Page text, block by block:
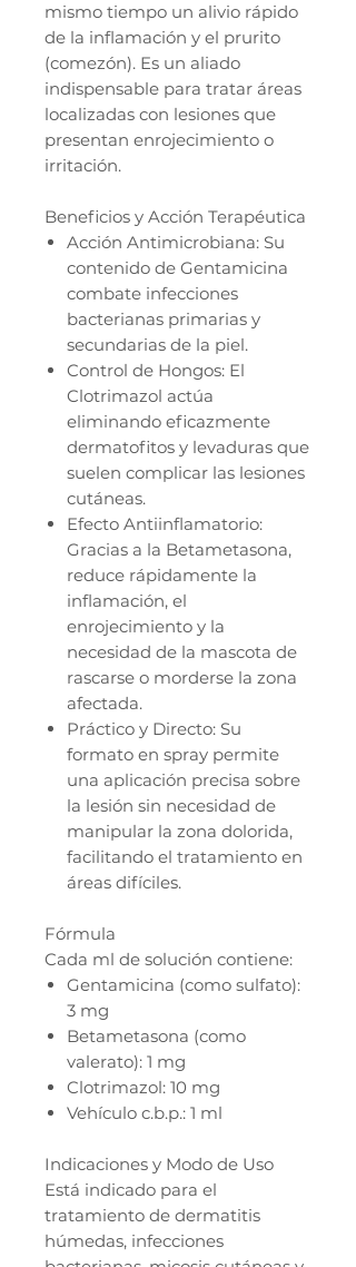
mismo tiempo un alivio rápido
de la inflamación y el prurito
(comezón). Es un aliado
indispensable para tratar áreas
localizadas con lesiones que
presentan enrojecimiento o
irritación.
Beneficios y Acción Terapéutica
Acción Antimicrobiana: Su
contenido de Gentamicina
combate infecciones
bacterianas primarias y
secundarias de la piel.
Control de Hongos: El
Clotrimazol actúa
eliminando eficazmente
dermatofitos y levaduras que
suelen complicar las lesiones
cutáneas.
Efecto Antiinflamatorio:
Gracias a la Betametasona,
reduce rápidamente la
inflamación, el
enrojecimiento y la
necesidad de la mascota de
rascarse o morderse la zona
afectada.
Práctico y Directo: Su
formato en spray permite
una aplicación precisa sobre
la lesión sin necesidad de
manipular la zona dolorida,
facilitando el tratamiento en
áreas difíciles.
Fórmula
Cada ml de solución contiene:
Gentamicina (como sulfato):
3 mg
Betametasona (como
valerato): 1 mg
Clotrimazol: 10 mg
Vehículo c.b.p.: 1 ml
Indicaciones y Modo de Uso
Está indicado para el
tratamiento de dermatitis
húmedas, infecciones